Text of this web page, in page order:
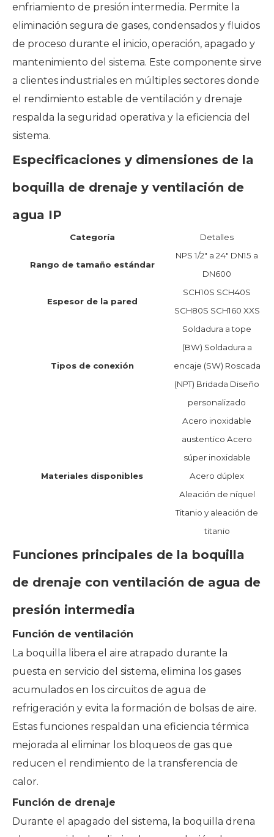
enfriamiento de presión intermedia. Permite la
eliminación segura de gases, condensados ​​y fluidos
de proceso durante el inicio, operación, apagado y
mantenimiento del sistema. Este componente sirve
a clientes industriales en múltiples sectores donde
el rendimiento estable de ventilación y drenaje
respalda la seguridad operativa y la eficiencia del
sistema.
Especificaciones y dimensiones de la
boquilla de drenaje y ventilación de
agua IP
Categoría Detalles
Rango de tamaño estándar
NPS 1/2" a 24" DN15 a
DN600
Espesor de la pared
SCH10S SCH40S
SCH80S SCH160 XXS
Tipos de conexión
Soldadura a tope
(BW) Soldadura a
encaje (SW) Roscada
(NPT) Bridada Diseño
personalizado
Materiales disponibles
Acero inoxidable
austentico Acero
súper inoxidable
Acero dúplex
Aleación de níquel
Titanio y aleación de
titanio
Funciones principales de la boquilla
de drenaje con ventilación de agua de
presión intermedia
Función de ventilación
La boquilla libera el aire atrapado durante la
puesta en servicio del sistema, elimina los gases
acumulados en los circuitos de agua de
refrigeración y evita la formación de bolsas de aire.
Estas funciones respaldan una eficiencia térmica
mejorada al eliminar los bloqueos de gas que
reducen el rendimiento de la transferencia de
calor.
Función de drenaje
Durante el apagado del sistema, la boquilla drena